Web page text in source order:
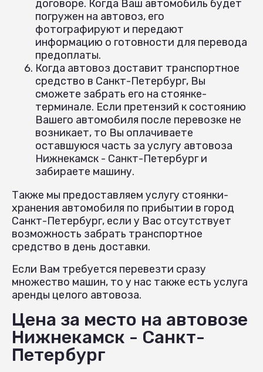
договоре. Когда Ваш автомобиль будет
погружен на автовоз, его
фотографируют и передают
информацию о готовности для перевода
предоплаты.
Когда автовоз доставит транспортное
средство в Санкт-Петербург, Вы
сможете забрать его на стоянке-
терминале. Если претензий к состоянию
Вашего автомобиля после перевозке не
возникает, то Вы оплачиваете
оставшуюся часть за услугу автовоза
Нижнекамск - Санкт-Петербург и
забираете машину.
Также мы предоставляем услугу стоянки-
хранения автомобиля по прибытии в город
Санкт-Петербург, если у Вас отсутствует
возможность забрать транспортное
средство в день доставки.
Если Вам требуется перевезти сразу
множество машин, то у нас также есть услуга
аренды целого автовоза.
Цена за место на автовозе
Нижнекамск - Санкт-
Петербург